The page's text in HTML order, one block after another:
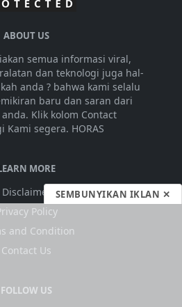
ABOUT US
semua informasi viral,
dan teknologi juga hal-
anda ? bahwa kami selalu
baru dan saran dari
Klik kolom Contact
Kami segera. HORAS
MORE
Disclaimer
Policy
and Condition
Contact Us
FOLLOW US
SEMBUNYIKAN IKLAN ✕